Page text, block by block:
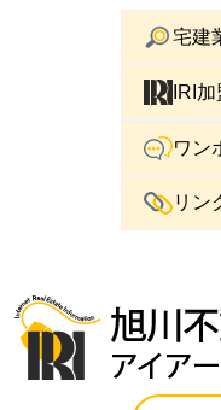
宅建
IRI
ワン
リン